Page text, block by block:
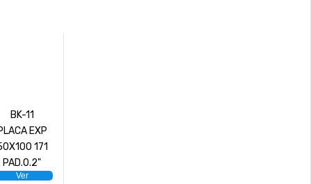
BK-11
EXP
171
PAD.0.2"
Ver